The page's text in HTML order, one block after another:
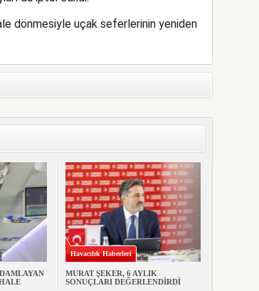
dönmesiyle uçak seferlerinin yeniden
Havacılık Haberleri
MURAT ŞEKER, 6 AYLIK
SONUÇLARI DEĞERLENDİRDİ